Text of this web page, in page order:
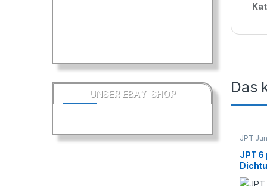
Das
JPT
JPT
UNSER EBAY-SHOP